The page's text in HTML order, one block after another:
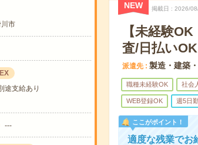
市
途支給あり
---
NEW 掲載日 2026/
【未経験
査/日払いOK
派遣先 製造・建築
職種未経験OK 社会
WEB登録OK 週5日
ここがポイント！
適度な残業でお